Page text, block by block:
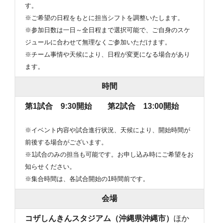
す。
※ご希望の日程をもとに担当シフトを調整いたします。
※参加日数は一日～全日程まで選択可能で、ご自身のスケ
ジュールに合わせて無理なくご参加いただけます。
※チーム事情や天候により、日程が変更になる場合があり
ます。
時間
第1試合 9:30開始 第2試合 13:00開始
※イベント内容や試合進行状況、天候により、開始時間が
前後する場合がございます。
※1試合のみの担当も可能です。お申し込み時にご希望をお
知らせください。
※集合時間は、各試合開始の1時間前です。
会場
コザしんきんスタジアム（沖縄県沖縄市） ほか